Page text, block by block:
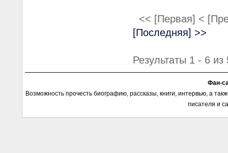
<< [Первая] <
[Последняя] >>
Результаты 1 - 6 из
Фан-
Возможность прочесть биографию, рассказы, книги, интервью, а
писателя и